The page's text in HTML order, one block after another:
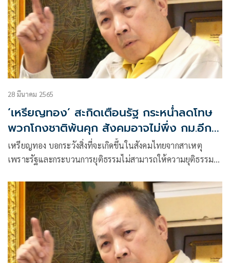
28 มีนาคม 2565
‘เหรียญทอง’ สะกิดเตือนรัฐ กระหน่ำลดโทษ
พวกโกงชาติพ้นคุก สังคมอาจไม่พึ่ง กม.อีก
ต่อไป
เหรียญทอง บอกระวังสิ่งที่จะเกิดขึ้นในสังคมไทยจากสาเหตุ
เพราะรัฐและกระบวนการยุติธรรมไม่สามารถให้ความยุติธรรม
โกงชาติ